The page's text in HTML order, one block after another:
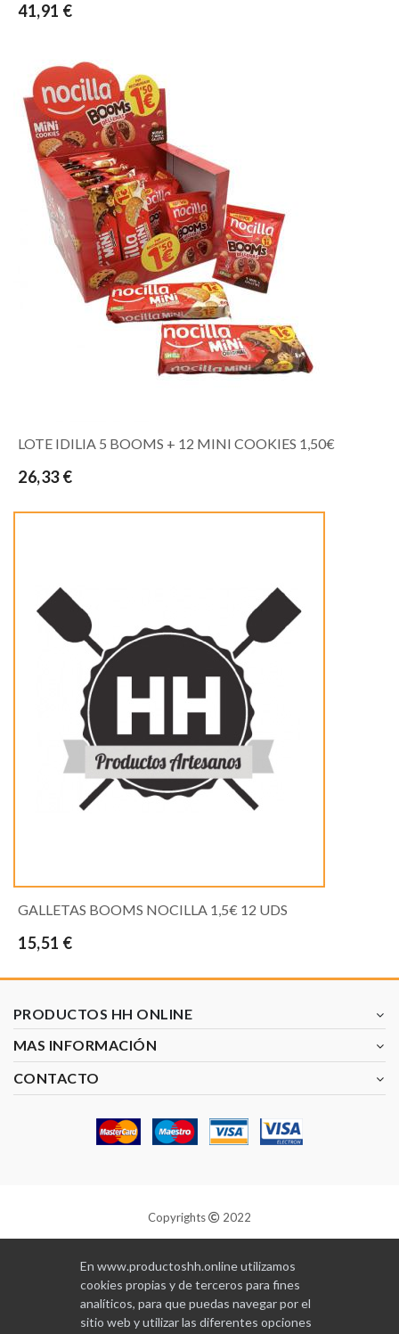
41,91 €
LOTE IDILIA 5 BOOMS + 12 MINI COOKIES 1,50€
26,33 €
GALLETAS BOOMS NOCILLA 1,5€ 12 UDS
15,51 €
PRODUCTOS HH ONLINE
MAS INFORMACIÓN
CONTACTO
Copyrights 2022
Diseñado y programado porGABALA
En www.productoshh.online utilizamos
cookies propias y de terceros para fines
analíticos, para que puedas navegar por el
sitio web y utilizar las diferentes opciones